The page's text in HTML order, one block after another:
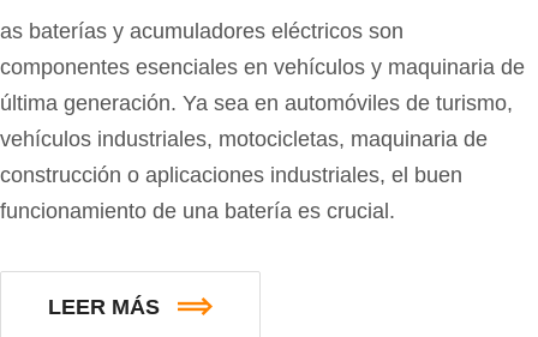
as baterías y acumuladores eléctricos son
componentes esenciales en vehículos y maquinaria de
última generación. Ya sea en automóviles de turismo,
vehículos industriales, motocicletas, maquinaria de
construcción o aplicaciones industriales, el buen
funcionamiento de una batería es crucial.
LEER MÁS